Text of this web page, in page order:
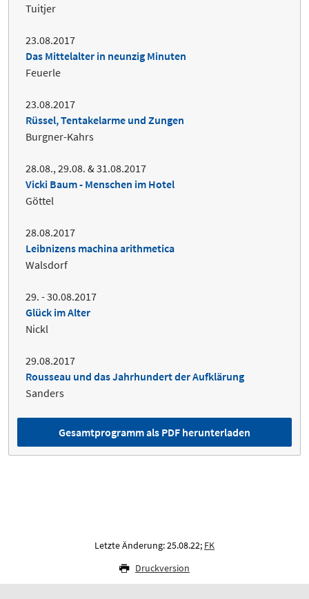
Tuitjer
23.08.2017
Das Mittelalter in neunzig Minuten
Feuerle
23.08.2017
Rüssel, Tentakelarme und Zungen
Burgner-Kahrs
28.08., 29.08. & 31.08.2017
Vicki Baum - Menschen im Hotel
Göttel
28.08.2017
Leibnizens machina arithmetica
Walsdorf
29. - 30.08.2017
Glück im Alter
Nickl
29.08.2017
Rousseau und das Jahrhundert der Aufklärung
Sanders
Gesamtprogramm als PDF herunterladen
Letzte Änderung: 25.08.22; FK
Druckversion